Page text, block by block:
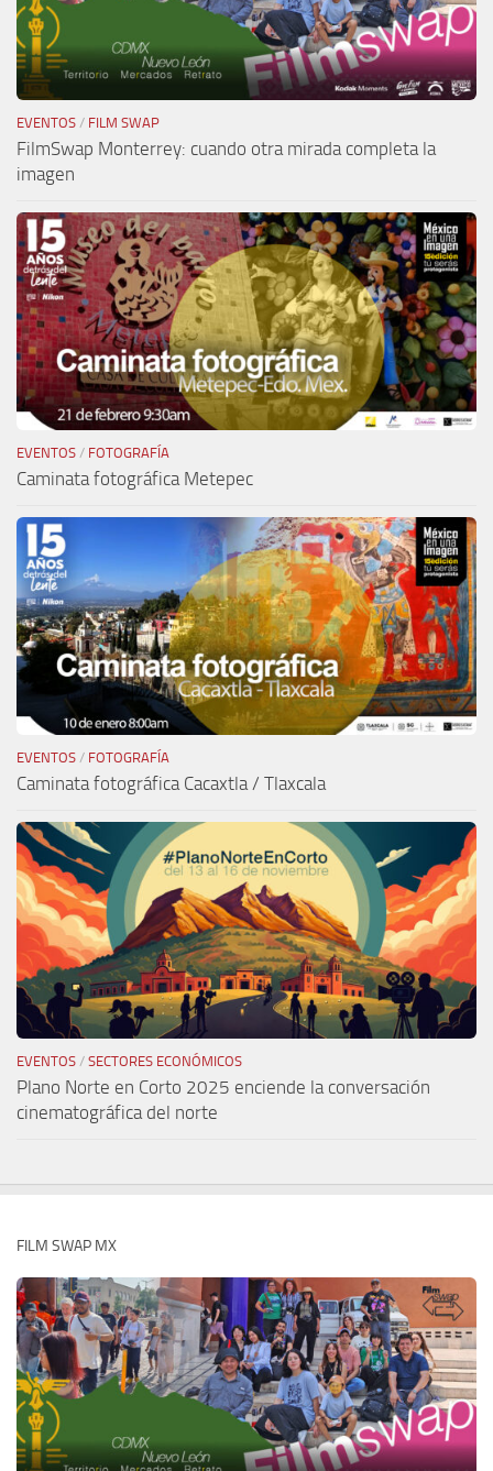
EVENTOS / FILM SWAP
FilmSwap Monterrey: cuando otra mirada completa la
imagen
EVENTOS / FOTOGRAFÍA
Caminata fotográfica Metepec
EVENTOS / FOTOGRAFÍA
Caminata fotográfica Cacaxtla / Tlaxcala
EVENTOS / SECTORES ECONÓMICOS
Plano Norte en Corto 2025 enciende la conversación
cinematográfica del norte
FILM SWAP MX